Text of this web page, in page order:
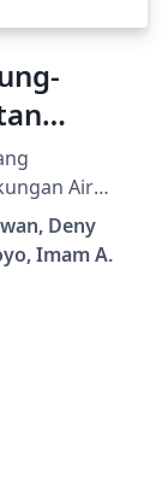
log
Air
digunakan
titik), sumur
titik). Data
142 titik
Deny
Imam A.